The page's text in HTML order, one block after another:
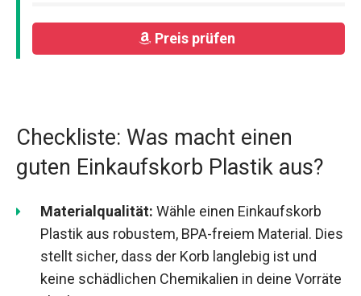
Preis prüfen
Checkliste: Was macht einen
guten Einkaufskorb Plastik aus?
Materialqualität: Wähle einen Einkaufskorb
Plastik aus robustem, BPA-freiem Material. Dies
stellt sicher, dass der Korb langlebig ist und
keine schädlichen Chemikalien in deine Vorräte